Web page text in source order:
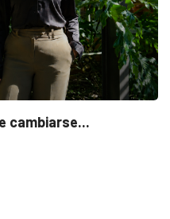
cambiarse...